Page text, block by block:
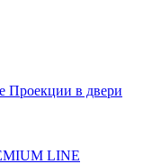
Проекции в двери
LINE